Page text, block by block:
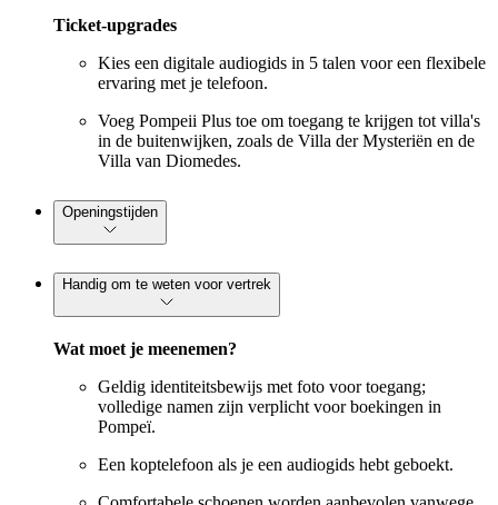
Ticket-upgrades
Kies een digitale audiogids in 5 talen voor een flexibele
ervaring met je telefoon.
Voeg Pompeii Plus toe om toegang te krijgen tot villa's
in de buitenwijken, zoals de Villa der Mysteriën en de
Villa van Diomedes.
Openingstijden
Handig om te weten voor vertrek
Wat moet je meenemen?
Geldig identiteitsbewijs met foto voor toegang;
volledige namen zijn verplicht voor boekingen in
Pompeï.
Een koptelefoon als je een audiogids hebt geboekt.